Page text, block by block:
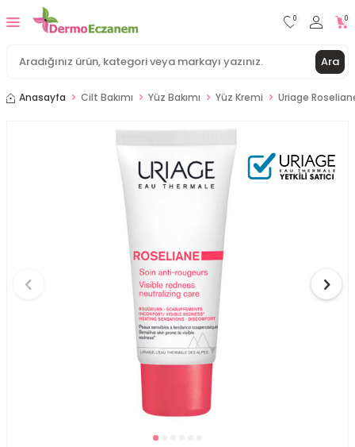
Ara
0 0
Anasayfa Cilt Bakımı Yüz Bakımı Yüz Kremi Uriage